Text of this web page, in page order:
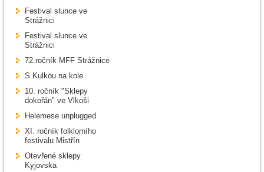
Festival slunce ve
Strážnici
Festival slunce ve
Strážnici
72.ročník MFF Strážnice
S Kulkou na kole
10. ročník "Sklepy
dokořán" ve Vlkoši
Helemese unplugged
XI. ročník folklorního
festivalu Mistřín
Otevřené sklepy
Kyjovska